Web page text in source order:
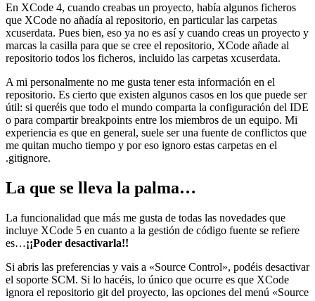
En XCode 4, cuando creabas un proyecto, había algunos ficheros
que XCode no añadía al repositorio, en particular las carpetas
xcuserdata. Pues bien, eso ya no es así y cuando creas un proyecto y
marcas la casilla para que se cree el repositorio, XCode añade al
repositorio todos los ficheros, incluido las carpetas xcuserdata.
A mi personalmente no me gusta tener esta información en el
repositorio. Es cierto que existen algunos casos en los que puede ser
útil: si queréis que todo el mundo comparta la configuración del IDE
o para compartir breakpoints entre los miembros de un equipo. Mi
experiencia es que en general, suele ser una fuente de conflictos que
me quitan mucho tiempo y por eso ignoro estas carpetas en el
.gitignore.
La que se lleva la palma…
La funcionalidad que más me gusta de todas las novedades que
incluye XCode 5 en cuanto a la gestión de código fuente se refiere
es…¡¡Poder desactivarla!!
Si abris las preferencias y vais a «Source Control», podéis desactivar
el soporte SCM. Si lo hacéis, lo único que ocurre es que XCode
ignora el repositorio git del proyecto, las opciones del menú «Source